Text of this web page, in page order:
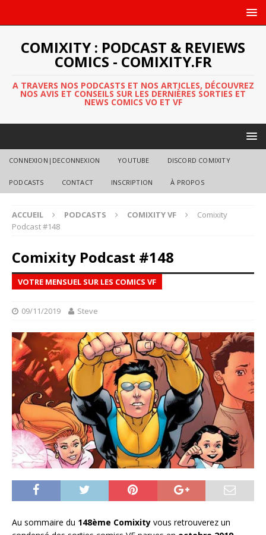
COMIXITY : PODCAST & REVIEWS
COMICS - COMIXITY.FR
A TRAVERS NOS PODCASTS ET NOS ARTICLES, DÉCOUVREZ
NOS AVIS ET CONSEILS SUR LES DERNIÈRES SORTIES ET
NEWS COMICS VO ET VF
CONNEXION|DECONNEXION YOUTUBE DISCORD COMIXITY
PODCASTS CONTACT INSCRIPTION À PROPOS
ACCUEIL PODCASTS COMIXITY VF
Comixity
Podcast #148
Comixity Podcast #148
VOTRE MENSUEL SUR LES COMICS VF
09/11/2019 Steve
Au sommaire du 148ème Comixity vous retrouverez un